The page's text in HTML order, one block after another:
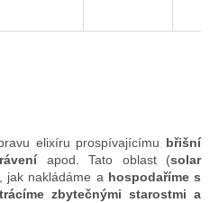
elixíru prospívajícímu břišní
apod. Tato oblast (solar
jak nakládáme ahospodaříme s
zbytečnými starostmi a